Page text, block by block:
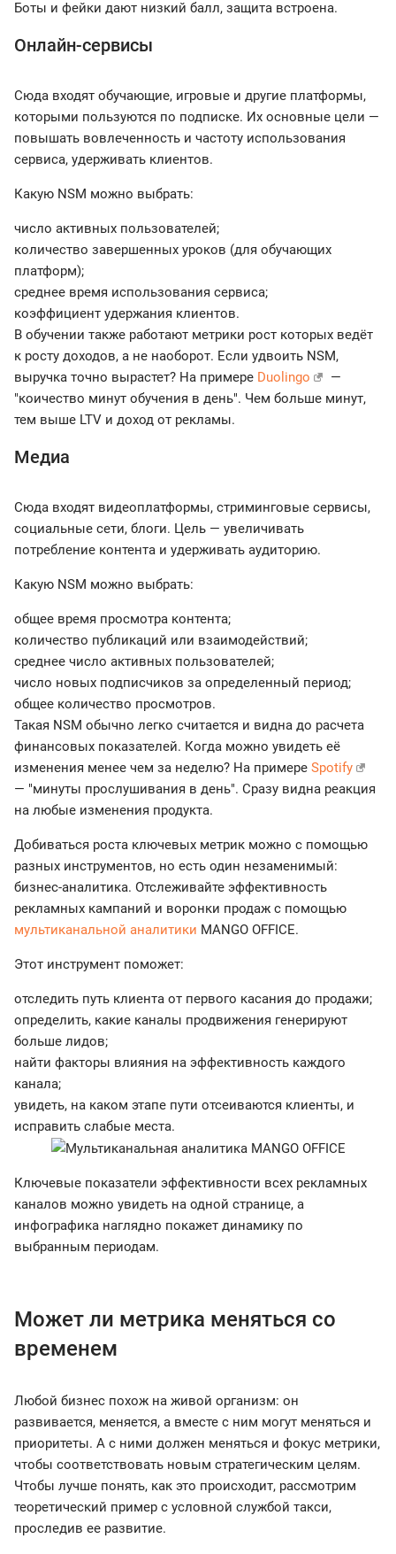
Боты и фейки дают низкий балл, защита встроена.
Онлайн-сервисы
Сюда входят обучающие, игровые и другие платформы,
которыми пользуются по подписке. Их основные цели —
повышать вовлеченность и частоту использования
сервиса, удерживать клиентов.
Какую NSM можно выбрать:
число активных пользователей;
количество завершенных уроков (для обучающих
платформ);
среднее время использования сервиса;
коэффициент удержания клиентов.
В обучении также работают метрики рост которых ведёт
к росту доходов, а не наоборот. Если удвоить NSM,
выручка точно вырастет? На примере Duolingo
—
"коичество минут обучения в день". Чем больше минут,
тем выше LTV и доход от рекламы.
Медиа
Сюда входят видеоплатформы, стриминговые сервисы,
социальные сети, блоги. Цель — увеличивать
потребление контента и удерживать аудиторию.
Какую NSM можно выбрать:
общее время просмотра контента;
количество публикаций или взаимодействий;
среднее число активных пользователей;
число новых подписчиков за определенный период;
общее количество просмотров.
Такая NSM обычно легко считается и видна до расчета
финансовых показателей. Когда можно увидеть её
изменения менее чем за неделю? На примере Spotify
— "минуты прослушивания в день". Сразу видна реакция
на любые изменения продукта.
Добиваться роста ключевых метрик можно с помощью
разных инструментов, но есть один незаменимый:
бизнес-аналитика. Отслеживайте эффективность
рекламных кампаний и воронки продаж с помощью
мультиканальной аналитики MANGO OFFICE.
Этот инструмент поможет:
отследить путь клиента от первого касания до продажи;
определить, какие каналы продвижения генерируют
больше лидов;
найти факторы влияния на эффективность каждого
канала;
увидеть, на каком этапе пути отсеиваются клиенты, и
исправить слабые места.
Ключевые показатели эффективности всех рекламных
каналов можно увидеть на одной странице, а
инфографика наглядно покажет динамику по
выбранным периодам.
Может ли метрика меняться со
временем
Любой бизнес похож на живой организм: он
развивается, меняется, а вместе с ним могут меняться и
приоритеты. А с ними должен меняться и фокус метрики,
чтобы соответствовать новым стратегическим целям.
Чтобы лучше понять, как это происходит, рассмотрим
теоретический пример с условной службой такси,
проследив ее развитие.